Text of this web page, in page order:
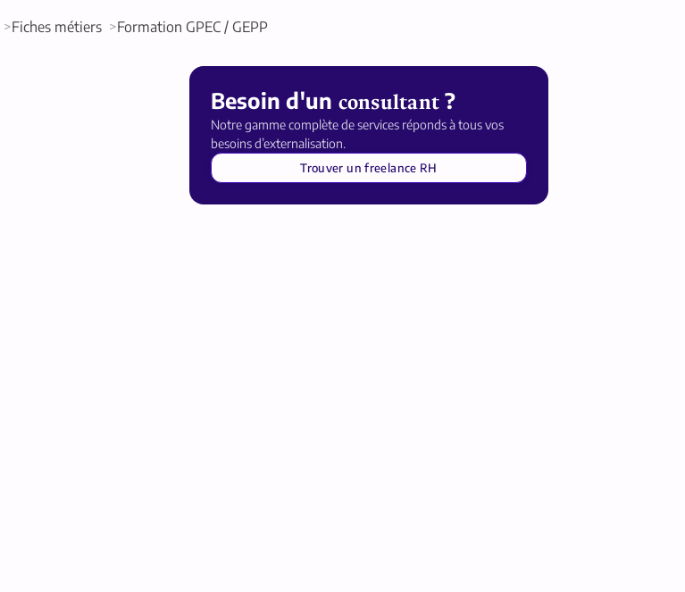
Fiches métiers Formation GPEC / GEPP
Besoin d'un consultant ?
Notre gamme complète de services réponds à tous vos
besoins d’externalisation.
Trouver un freelance RH